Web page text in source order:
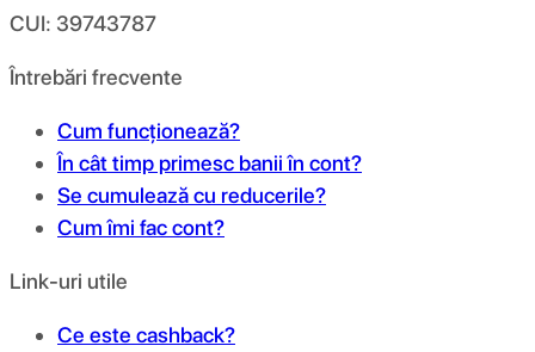
CUI: 39743787
Întrebări frecvente
Cum funcționează?
În cât timp primesc banii în cont?
Se cumulează cu reducerile?
Cum îmi fac cont?
Link-uri utile
Ce este cashback?